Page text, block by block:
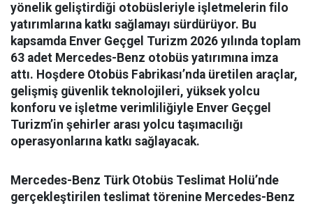
yönelik geliştirdiği otobüsleriyle işletmelerin filo
yatırımlarına katkı sağlamayı sürdürüyor. Bu
kapsamda Enver Geçgel Turizm 2026 yılında toplam
63 adet Mercedes-Benz otobüs yatırımına imza
attı. Hoşdere Otobüs Fabrikası’nda üretilen araçlar,
gelişmiş güvenlik teknolojileri, yüksek yolcu
konforu ve işletme verimliliğiyle Enver Geçgel
Turizm’in şehirler arası yolcu taşımacılığı
operasyonlarına katkı sağlayacak.
Mercedes-Benz Türk Otobüs Teslimat Holü’nde
gerçekleştirilen teslimat törenine Mercedes-Benz